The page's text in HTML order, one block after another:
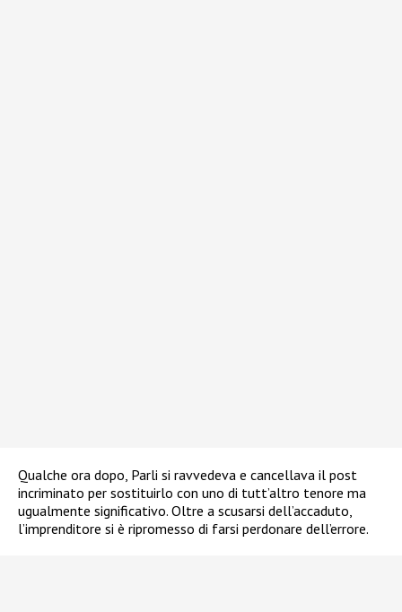
Qualche ora dopo, Parli si ravvedeva e cancellava il post
incriminato per sostituirlo con uno di tutt’altro tenore ma
ugualmente significativo. Oltre a scusarsi dell’accaduto,
l’imprenditore si è ripromesso di farsi perdonare dell’errore.